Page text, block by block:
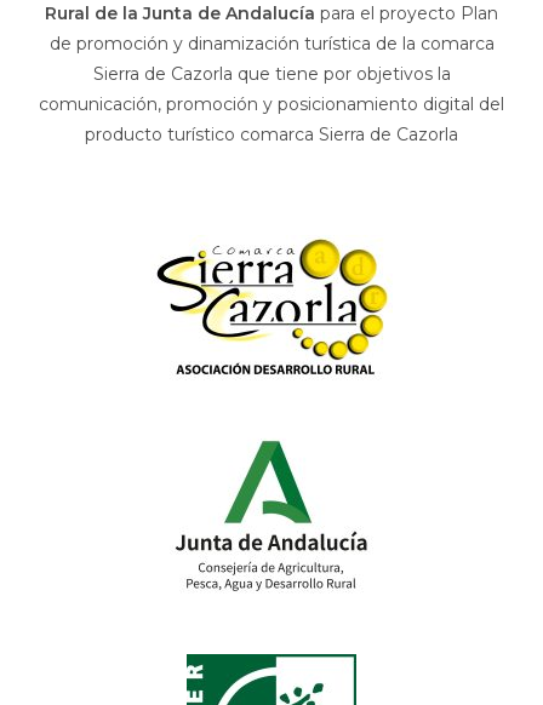
Rural de la Junta de Andalucía para el proyecto Plan
de promoción y dinamización turística de la comarca
Sierra de Cazorla que tiene por objetivos la
comunicación, promoción y posicionamiento digital del
producto turístico comarca Sierra de Cazorla